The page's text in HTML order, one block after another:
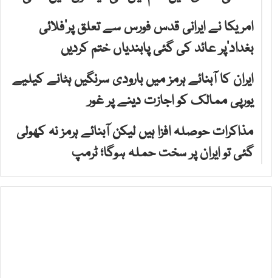
امریکا نے ایرانی قدس فورس سے تعلق پر’فلائی
بغداد‘پر عائد کی گئی پابندیاں ختم کردیں
ایران کا آبنائے ہرمز میں بارودی سرنگیں ہٹانے کیلیے
یورپی ممالک کو اجازت دینے پر غور
مذاکرات حوصلہ افزا ہیں لیکن آبنائے ہرمز نہ کھولی
گئی تو ایران پر سخت حملہ ہوگا؛ ٹرمپ